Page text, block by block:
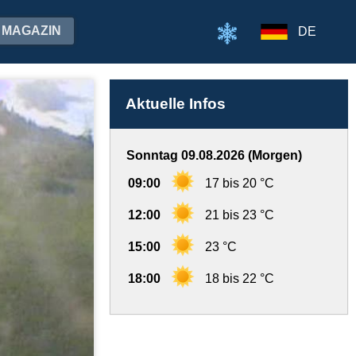
MAGAZIN DE
Aktuelle Infos
Sonntag 09.08.2026 (Morgen)
09:00 17 bis 20 °C
12:00 21 bis 23 °C
15:00 23 °C
18:00 18 bis 22 °C